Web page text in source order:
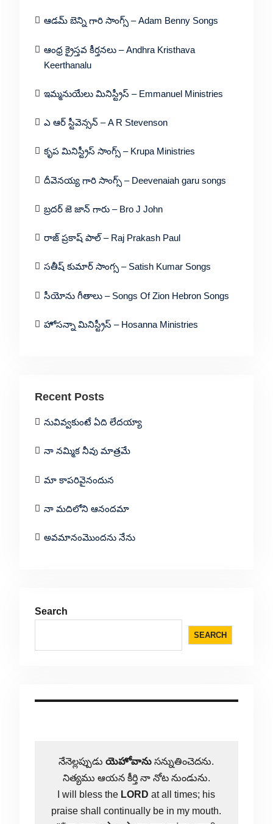
ఆడమ్ బెన్ని గారి సాంగ్స్ – Adam Benny Songs
ఆంధ్ర క్రైస్తవ కీర్తనలు – Andhra Kristhava
Keerthanalu
ఇమ్మనుయేలు మినిస్ట్రీస్ – Emmanuel Ministries
ఎ ఆర్ స్టీవెన్సన్ – A R Stevenson
కృప మినిస్ట్రీస్ సాంగ్స్ – Krupa Ministries
దీవెనయ్య గారి సాంగ్స్ – Deevenaiah garu songs
బ్రదర్ జె జాన్ గారు – Bro J John
రాజ్ ప్రకాష్ పాల్ – Raj Prakash Paul
సతీష్ కుమార్ సాంగ్స – Satish Kumar Songs
సీయోను గీతాలు – Songs Of Zion Hebron Songs
హోసన్నా మినిస్ట్రీస్ – Hosanna Ministries
Recent Posts
నువివ్వకుంటే ఏది లేదయ్యా
నా నమ్మిక నీవు మాత్రమే
మా కాపరివైనందున
నా మదిలోని ఆనందమా
అవమానంమొందను నేను
Search
SEARCH
నేనెల్లప్పుడుయెహోవాను సన్నుతించెదను.
నిత్యము ఆయన కీర్తి నా నోట నుండును.
I will bless the LORD at all times; his
praise shall continually be in my mouth.